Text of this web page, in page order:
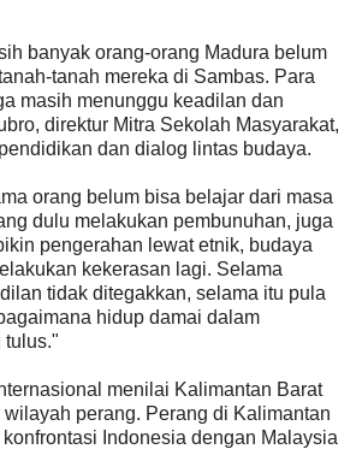
banyak orang-orang Madura belum
tanah mereka di Sambas. Para
masih menunggu keadilan dan
direktur Mitra Sekolah Masyarakat,
dan dialog lintas budaya.
orang belum bisa belajar dari masa
dulu melakukan pembunuhan, juga
pengerahan lewat etnik, budaya
kekerasan lagi. Selama
tidak ditegakkan, selama itu pula
hidup damai dalam
tulus."
menilai Kalimantan Barat
perang. Perang di Kalimantan
Indonesia dengan Malaysia